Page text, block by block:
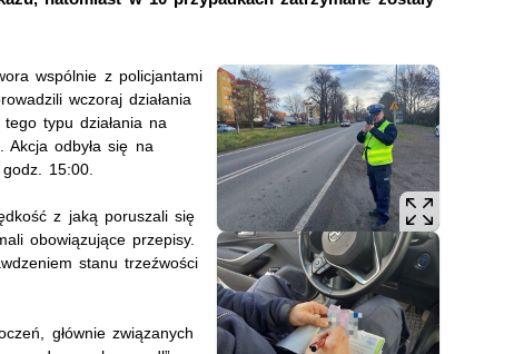
wspólnie z policjantami
wczoraj działania
typu działania na
odbyła się na
15:00.
z jaką poruszali się
obowiązujące przepisy.
stanu trzeźwości
głównie związanych